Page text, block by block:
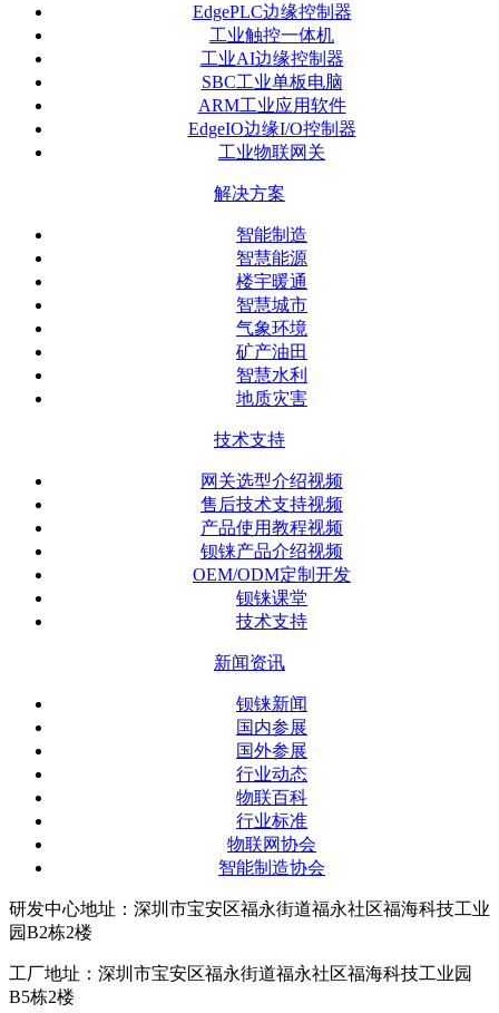
EdgePLC边缘控制器
工业触控一体机
工业AI边缘控制器
SBC工业单板电脑
ARM工业应用软件
EdgeIO边缘I/O控制器
工业物联网关
解决方案
智能制造
智慧能源
楼宇暖通
智慧城市
气象环境
矿产油田
智慧水利
地质灾害
技术支持
网关选型介绍视频
售后技术支持视频
产品使用教程视频
钡铼产品介绍视频
OEM/ODM定制开发
钡铼课堂
技术支持
新闻资讯
钡铼新闻
国内参展
国外参展
行业动态
物联百科
行业标准
物联网协会
智能制造协会
研发中心地址：深圳市宝安区福永街道福永社区福海科技工业
园B2栋2楼
工厂地址：深圳市宝安区福永街道福永社区福海科技工业园
B5栋2楼